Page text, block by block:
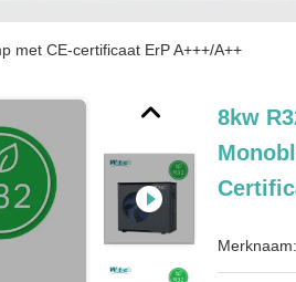
met CE-certificaat ErP A+++/A++
8kw
Merknaam: